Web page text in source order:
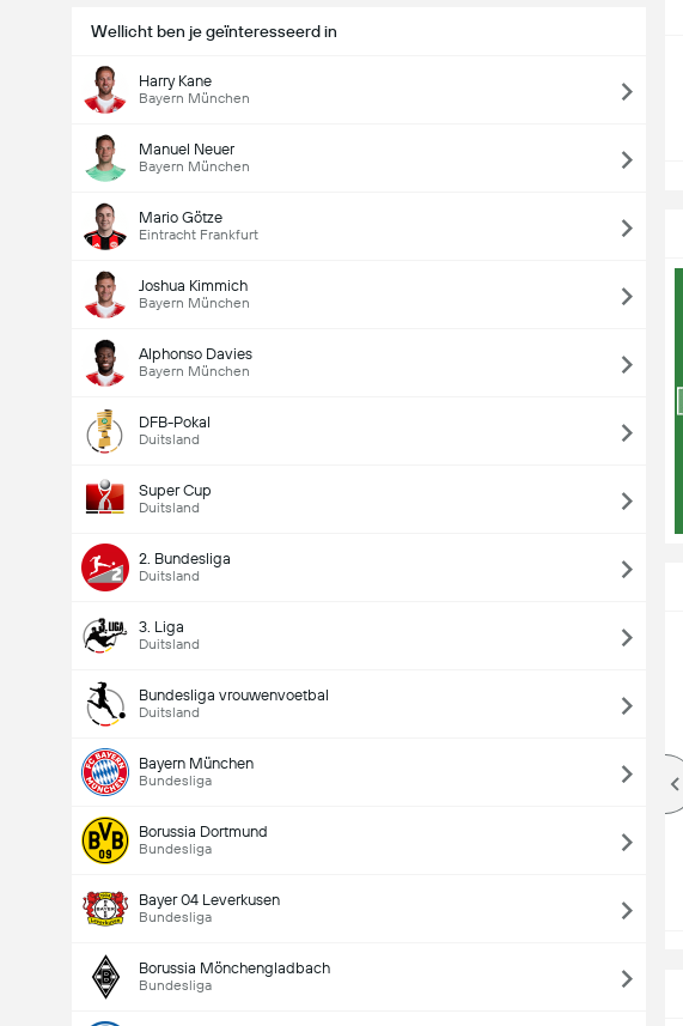
Wellicht ben je geïnteresseerd in
Harry Kane
Bayern München
Manuel Neuer
Bayern München
Mario Götze
Eintracht Frankfurt
Joshua Kimmich
Bayern München
Alphonso Davies
Bayern München
DFB-Pokal
Duitsland
Super Cup
Duitsland
2. Bundesliga
Duitsland
3. Liga
Duitsland
Bundesliga vrouwenvoetbal
Duitsland
Bayern München
Bundesliga
Borussia Dortmund
Bundesliga
Bayer 04 Leverkusen
Bundesliga
Borussia Mönchengladbach
Bundesliga
- Meer dan/minder dan (2.5)